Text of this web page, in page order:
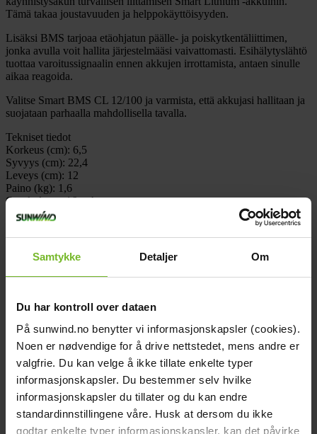
Samtykke Detaljer Om
Du har kontroll over dataen
På sunwind.no benytter vi informasjonskapsler (cookies).
Noen er nødvendige for å drive nettstedet, mens andre er
valgfrie. Du kan velge å ikke tillate enkelte typer
informasjonskapsler. Du bestemmer selv hvilke
informasjonskapsler du tillater og du kan endre
standardinnstillingene våre. Husk at dersom du ikke
godtar enkelte typer informasjonskapsler, kan det påvirke
Tämä takaa joustavuuden ja helppokäyttöisyyden.
Lisäksi BMS tarjoaa etäohjatun päälle- ja poiskytkentäliittimen,
jonka avulla voit hallita järjestelmääsi vaivattomasti. Esihälytyslähtö
tuottaa varoitussignaalin ennen akkujen irrottamista, antaen sinulle
aikaa reagoida.
Valitse Smart BMS CL 12/100 ja varmista, että akkujasi hallitaan ja
suojataan parhaalla mahdollisella tavalla.
Tekniset tiedot
Korkeus (cm): 6,5
Syvyys (cm): 22,4
Leveys (cm): 12
Paino (kg): 1,6
Omakulutus:16 mA
Tuotemerkki:
Victron tuotenumero:BMS110022000
Paketin mitat
Leveys (cm):31
Korkeus (cm):8
Paino (kg):2
picture_as_pdf 103638_bruksanvisning_all.pdf picture_as_pdf 103638_Datasheet_all.pdf
Arvostelut
Lisätarvikkeet
-20%